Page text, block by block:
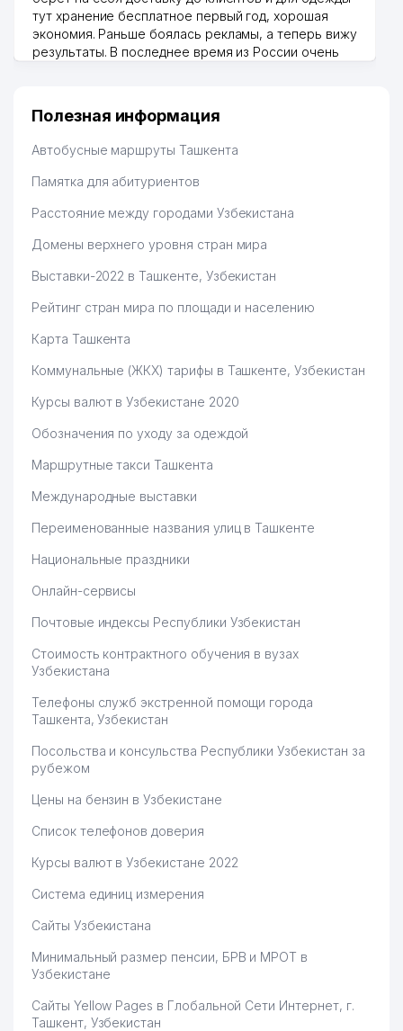
тут хранение бесплатное первый год, хорошая
экономия. Раньше боялась рекламы, а теперь вижу
результаты. В последнее время из России очень
Hamida 03.08.2026 12:45:39
Полезная информация
Автобусные маршруты Ташкента
Памятка для абитуриентов
Расстояние между городами Узбекистана
Домены верхнего уровня стран мира
Выставки-2022 в Ташкенте, Узбекистан
Рейтинг стран мира по площади и населению
Карта Ташкента
Коммунальные (ЖКХ) тарифы в Ташкенте, Узбекистан
Курсы валют в Узбекистане 2020
Обозначения по уходу за одеждой
Маршрутные такси Ташкента
Международные выставки
Переименованные названия улиц в Ташкенте
Национальные праздники
Онлайн-сервисы
Почтовые индексы Республики Узбекистан
Стоимость контрактного обучения в вузах
Узбекистана
Телефоны служб экстренной помощи города
Ташкента, Узбекистан
Посольства и консульства Республики Узбекистан за
рубежом
Цены на бензин в Узбекистане
Список телефонов доверия
Курсы валют в Узбекистане 2022
Система единиц измерения
Сайты Узбекистана
Минимальный размер пенсии, БРВ и МРОТ в
Узбекистане
Сайты Yellow Pages в Глобальной Сети Интернет, г.
Ташкент, Узбекистан